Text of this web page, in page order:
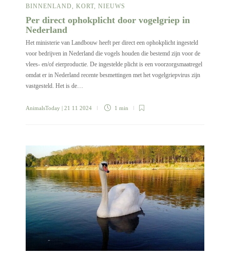
BINNENLAND KORT NIEUWS
Per direct ophokplicht door vogelgriep in
Nederland
Het ministerie van Landbouw heeft per direct een ophokplicht ingesteld
voor bedrijven in Nederland die vogels houden die bestemd zijn voor de
vlees- en/of eierproductie. De ingestelde plicht is een voorzorgsmaatregel
omdat er in Nederland recente besmettingen met het vogelgriepvirus zijn
vastgesteld. Het is de…
AnimalsToday | 21 11 2024 1 min